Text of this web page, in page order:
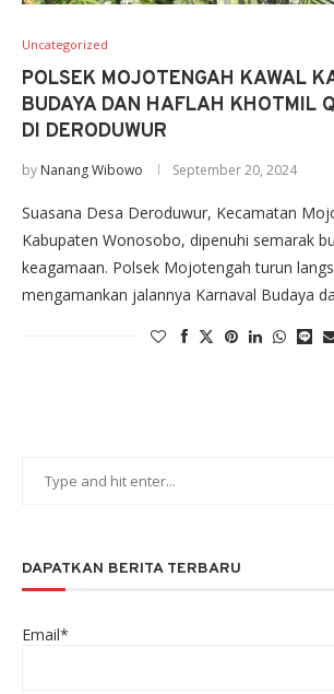
Uncategorized
POLSEK MOJOTENGAH KAWAL
BUDAYA DAN HAFLAH KHOTMIL
DI DERODUWUR
by Nanang Wibowo September 20, 2024
Suasana Desa Deroduwur, Kecamatan
Kabupaten Wonosobo, dipenuhi semarak
keagamaan. Polsek Mojotengah turun
mengamankan jalannya Karnaval Budaya
DAPATKAN BERITA TERBARU
Email*